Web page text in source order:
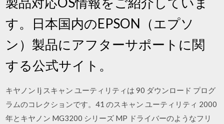
す。日本国内のEPSON（エプソ
ン）製品にアフターサポートに関
する公式サイト。
キヤノン Ij スキャン ユーティリティは 90 ダウンロード プログ
ラムのコレクションです。41 のスキャン ユーティリティ 2000
年とキヤノン MG3200 シリーズ MP ドライバーのようなフリ